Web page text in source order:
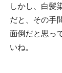
しかし、白髪
だと、その手
面倒だと思っ
いね。